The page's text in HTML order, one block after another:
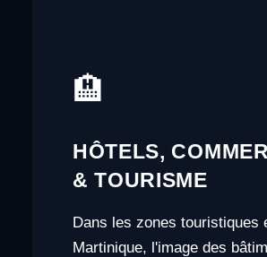
🏨
HÔTELS,
& TOURISME
Dans les zones touristiques
Martinique, l'image des